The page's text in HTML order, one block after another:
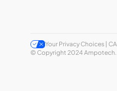
Your Privacy Choices |
© Copyright 2024 Ampotech.